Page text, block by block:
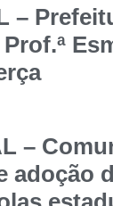
–
–
adoção